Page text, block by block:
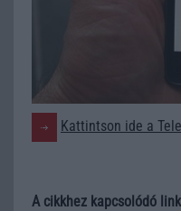
Kattintson ide a
A cikkhez kapcsolódó